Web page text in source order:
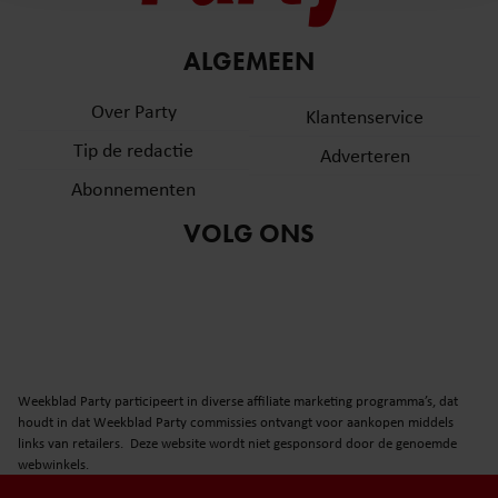
informatie over uw gebruik van onze site met onze
partners voor social media, adverteren en analyse. Deze
informatie die u aan ze heeft verstrekt of die ze hebben
gaat akkoord met onze cookies als u onze website blijft
gebruiken.
ALGEMEEN
Over Party
Tip de redactie
Abonnementen
Klantenservice
Adverteren
VOLG ONS
Weekblad Party participeert in diverse affiliate marketing programma’s, dat
houdt in dat Weekblad Party commissies ontvangt voor aankopen middels
links van retailers. Deze website wordt niet gesponsord door de genoemde
webwinkels.